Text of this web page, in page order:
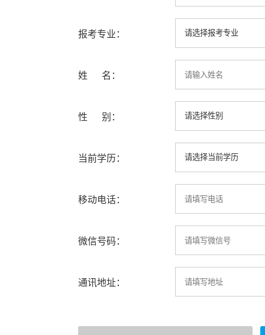
报考专业：
姓 名：
性 别：
当前学历：
移动电话：
微信号码：
通讯地址：